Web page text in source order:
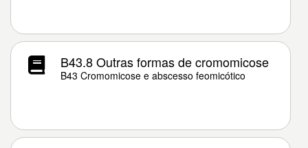
B43.8 Outras formas de cromomicose
B43 Cromomicose e abscesso feomicótico